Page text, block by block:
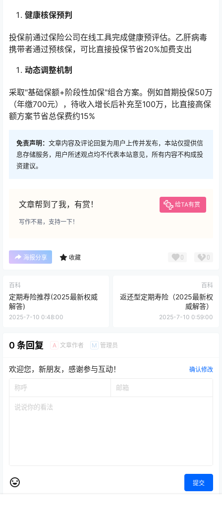
健康核保预判
投保前通过保险公司在线工具完成健康预评估。乙肝病毒
携带者通过预核保，可比直接投保节省20%加费支出
动态调整机制
采取"基础保额+阶段性加保"组合方案。例如首期投保50万
（年缴700元），待收入增长后补充至100万，比直接高保
额方案节省总保费约15%
免责声明： 文章内容及评论回复为用户上传并发布，本站仅提供信
息存储服务，用户所述观点均不代表本站意见，所有内容不构成投
资建议。
文章帮到了我，有赏！ 给TA有赏
写作不易，支持一下！
海报分享 收藏 0 0
百科
定期寿险推荐(2025最新权威
解答)
2025-7-10 0:48:00
百科
返还型定期寿险（2025最新权
威解答）
2025-7-10 0:59:00
0 条回复 A 文章作者 M 管理员
欢迎您，新朋友，感谢参与互动！ 确认修改
提交